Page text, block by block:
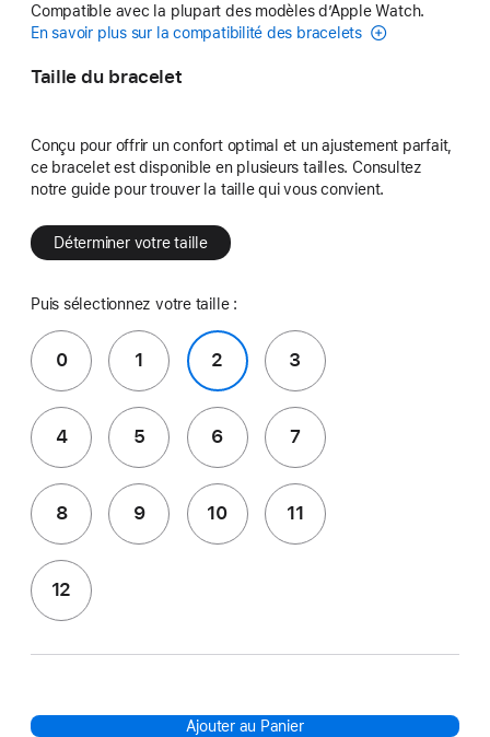
Compatible avec la plupart des modèles d’Apple Watch.
En savoir plus sur la compatibilité des bracelets
Taille du bracelet
Conçu pour offrir un confort optimal et un ajustement parfait,
ce bracelet est disponible en plusieurs tailles. Consultez
notre guide pour trouver la taille qui vous convient.
Déterminer votre taille
Puis sélectionnez votre taille :
0 1 2 3
4 5 6 7
8 9 10 11
12
Ajouter au Panier